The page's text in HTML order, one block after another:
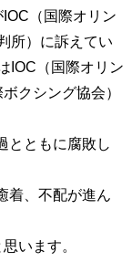
（国際オリン
所）に訴えてい
IOC（国際オリン
クシング協会）
とともに腐敗し
着、不配が進ん
います。